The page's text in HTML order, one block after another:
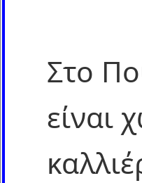
Στο
είναι